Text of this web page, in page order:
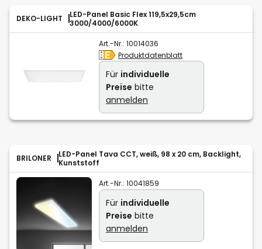
DEKO-LIGHT
LED-Panel Basic Flex 119,5x29,5cm
3000/4000/6000K
Art.-Nr.: 10014036
Produktdatenblatt
Für individuelle
Preise bitte
anmelden
BRILONER
LED-Panel Tava CCT, weiß, 98 x 20 cm, Backlight,
Kunststoff
Art.-Nr.: 10041859
Für individuelle
Preise bitte
anmelden